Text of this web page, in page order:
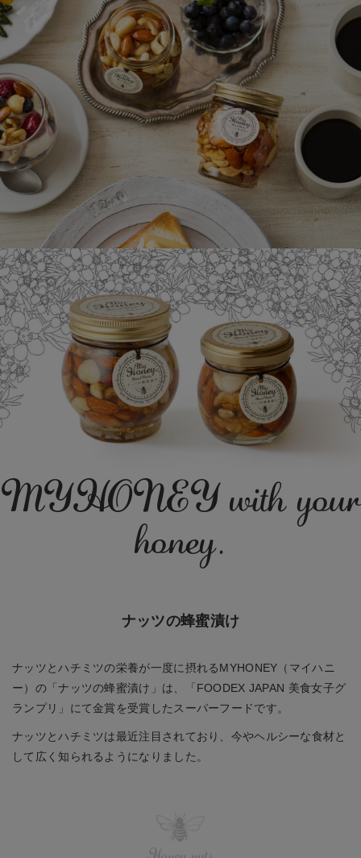
MYHONEY with your
honey.
ナッツの蜂蜜漬け
ナッツとハチミツの栄養が一度に摂れるMYHONEY（マイハニ
ー）の「ナッツの蜂蜜漬け」は、「FOODEX JAPAN 美食女子グ
ランプリ」にて金賞を受賞したスーパーフードです。
ナッツとハチミツは最近注目されており、今やヘルシーな食材と
して広く知られるようになりました。